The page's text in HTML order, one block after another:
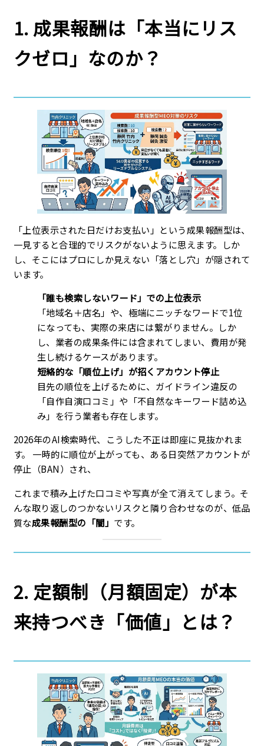
1. 成果報酬は「本当にリス
クゼロ」なのか？
「上位表示された日だけお支払い」という成果報酬型は、
一見すると合理的でリスクがないように思えます。しか
し、そこにはプロにしか見えない「落とし穴」が隠されて
います。
「誰も検索しないワード」での上位表示
「地域名＋店名」や、極端にニッチなワードで1位
になっても、実際の来店には繋がりません。しか
し、業者の成果条件には含まれてしまい、費用が発
生し続けるケースがあります。
短絡的な「順位上げ」が招くアカウント停止
目先の順位を上げるために、ガイドライン違反の
「自作自演口コミ」や「不自然なキーワード詰め込
み」を行う業者も存在します。
2026年のAI検索時代、こうした不正は即座に見抜かれま
す。 一時的に順位が上がっても、ある日突然アカウントが
停止（BAN）され、
これまで積み上げた口コミや写真が全て消えてしまう。そ
んな取り返しのつかないリスクと隣り合わせなのが、低品
質な成果報酬型の「闇」 です。
2. 定額制（月額固定）が本
来持つべき「価値」とは？